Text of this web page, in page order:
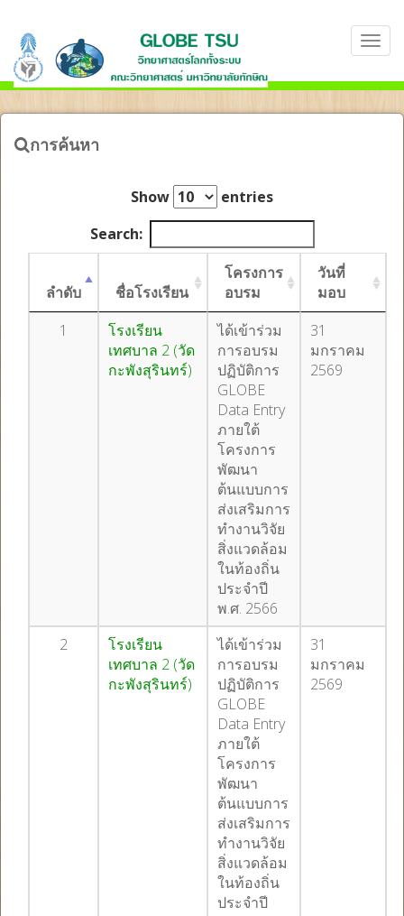
การค้นหา
Show
entries
Search:
ลำดับ ชื่อโรงเรียน
โครงการ
อบรม
วันที่
มอบ
1
โรงเรียน
เทศบาล 2 (วัด
กะพังสุรินทร์)
ได้เข้าร่วม
การอบรม
ปฏิบัติการ
GLOBE
Data Entry
ภายใต้
โครงการ
พัฒนา
ต้นแบบการ
ส่งเสริมการ
ทำงานวิจัย
สิ่งแวดล้อม
ในท้องถิ่น
ประจำปี
พ.ศ. 2566
31
มกราคม
2569
2
โรงเรียน
เทศบาล 2 (วัด
กะพังสุรินทร์)
ได้เข้าร่วม
การอบรม
ปฏิบัติการ
GLOBE
Data Entry
ภายใต้
โครงการ
พัฒนา
ต้นแบบการ
ส่งเสริมการ
ทำงานวิจัย
สิ่งแวดล้อม
ในท้องถิ่น
ประจำปี
31
มกราคม
2569